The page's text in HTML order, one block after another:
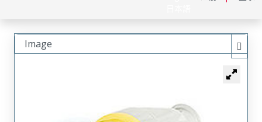
Image